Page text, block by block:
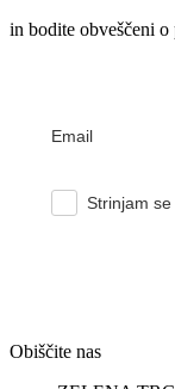
in bodite obveščeni
Email
Strinjam
Obiščite nas